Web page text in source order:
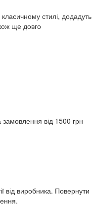
стилі, додадуть
ще довго
замовлення від 1500 грн
від виробника. Повернути